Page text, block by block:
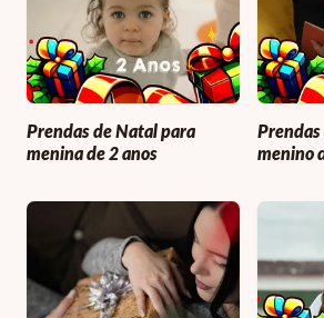
Prendas de Natal para
menina de 2 anos
menino